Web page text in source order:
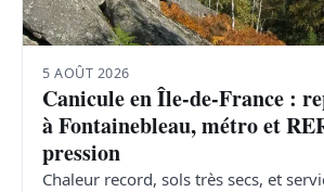
5 AOÛT 2026
Canicule en Île-de-France :
à Fontainebleau, métro et
pression
Chaleur record, sols très secs, et